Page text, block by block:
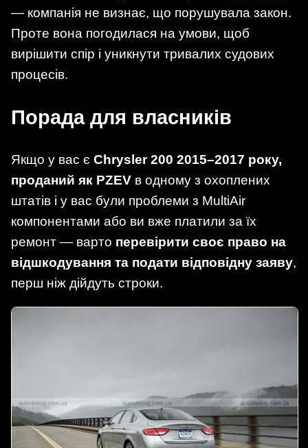
— компанія не визнає, що порушувала закон.
Проте вона погодилася на умови, щоб
вирішити спір і уникнути тривалих судових
процесів.
Порада для власників
Якщо у вас є Chrysler 200 2015–2017 року,
проданий як PZEV в одному з охоплених
штатів і у вас були проблеми з MultiAir
компонентами або ви вже платили за їх
ремонт — варто перевірити своє право на
відшкодування та подати відповідну заяву,
перш ніж дійдуть строки.